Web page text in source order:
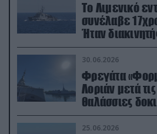
Το Λιμενικό
συνέλαβε
Ήταν
μεταναστών
30.06.2026
Φρεγάτα
Λοριάν μετά
θαλάσσιες δοκιμές στον
απαιτητικό
25.06.2026